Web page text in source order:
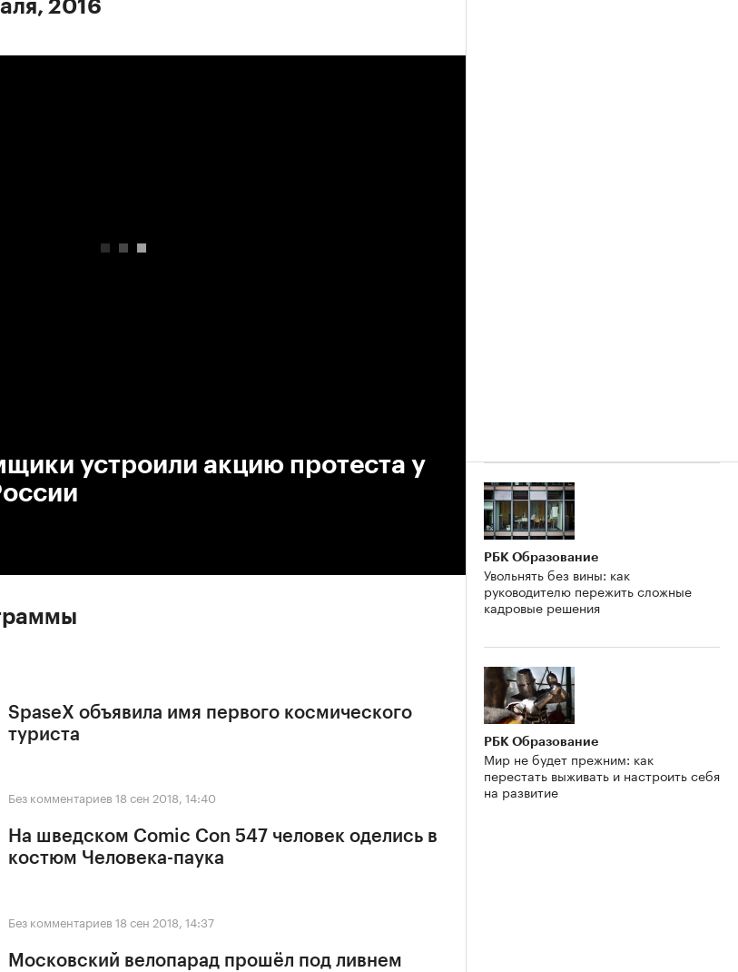
2016
устроили акцию протеста у
SpaseX объявила имя первого космического
туриста
Без комментариев 18 сен 2018, 14:40
На шведском Comic Con 547 человек оделись в
костюм Человека-паука
Без комментариев 18 сен 2018, 14:37
Московский велопарад прошёл под ливнем
РБК Образование
Увольнять без вины: как
руководителю пережить сложные
кадровые решения
РБК Образование
Мир не будет прежним: как
перестать выживать и настроить себя
на развитие